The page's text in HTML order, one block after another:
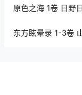
原色之海 1卷 日野
东方眩晕录 1-3卷